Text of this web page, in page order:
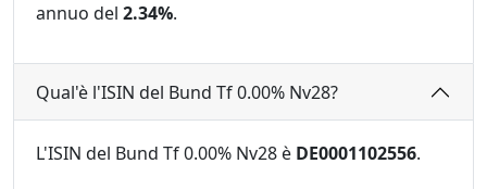
annuo del 2.34%.
Qual'è l'ISIN del Bund Tf 0.00% Nv28?
L'ISIN del Bund Tf 0.00% Nv28 è DE0001102556.